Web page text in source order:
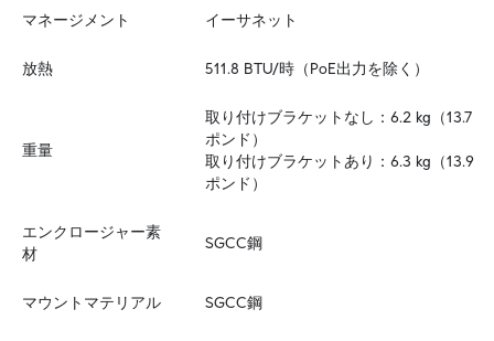
マネージメント イーサネット
放熱 511.8 BTU/時（PoE出力を除く）
重量
取り付けブラケットなし：6.2 kg（13.7
ポンド）
取り付けブラケットあり：6.3 kg（13.9
ポンド）
エンクロージャー素
材
SGCC鋼
マウントマテリアル SGCC鋼